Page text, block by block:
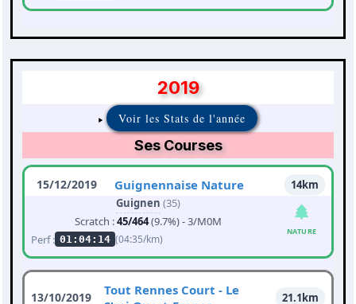
2019
Voir les Stats de l'année
Ses Courses
15/12/2019 Guignennaise Nature
14km
Guignen (35)
Scratch :45/464(9.7%) - 3/M0M
Perf : 01:04:14 (04:35/km)
NATURE
13/10/2019
Tout Rennes Court - Le
21.1km